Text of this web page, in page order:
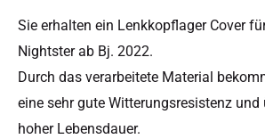
Sie erhalten ein Lenkkopflager Cover
Nightster ab Bj. 2022.
Durch das verarbeitete Material
eine sehr gute Witterungsresistenz
hoher Lebensdauer.